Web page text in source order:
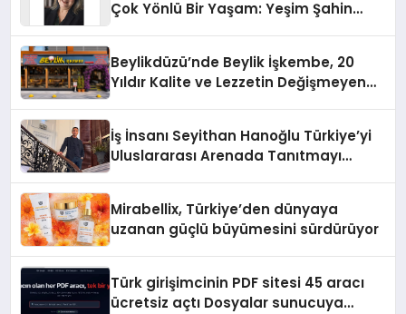
Çok Yönlü Bir Yaşam: Yeşim Şahin
Beylikdüzü’nde Beylik İşkembe, 20
Yıldır Kalite ve Lezzetin Değişmeyen
İş İnsanı Seyithan Hanoğlu Türkiye’yi
Uluslararası Arenada Tanıtmayı
Mirabellix, Türkiye’den dünyaya
uzanan güçlü büyümesini sürdürüyor
Türk girişimcinin PDF sitesi 45 aracı
ücretsiz açtı Dosyalar sunucuya